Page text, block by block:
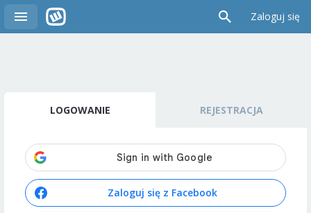
Zaloguj się
LOGOWANIE REJESTRACJA
Zaloguj się z Facebook